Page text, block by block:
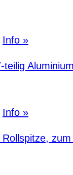
Info »
teilig
Info »